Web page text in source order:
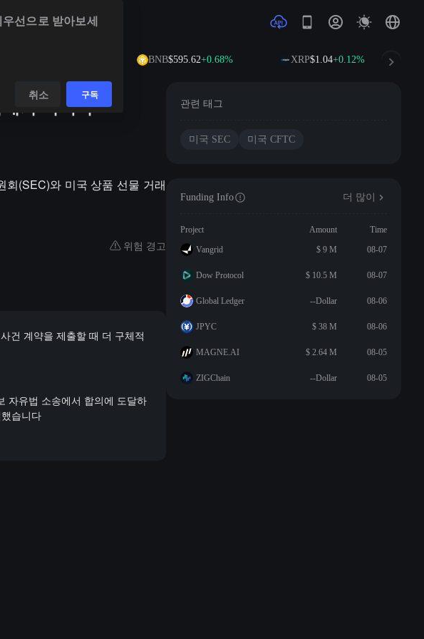
BNB$595.62+0.68% XRP$1.04+0.12%
가 아니다
(SEC)와 미국 상품 선물 거래
위험 경고
건 계약을 제출할 때 더 구체적
자유법 소송에서 합의에 도달하
습니다
관련 태그
미국 SEC 미국 CFTC
Funding Info 더 많이
Project Amount
Time
Vangrid
$ 9 M 08-07
Dow Protocol $ 10.5 M 08-07
Global Ledger --Dollar 08-06
JPYC $ 38 M 08-06
MAGNE.AI $ 2.64 M 08-05
ZIGChain --Dollar 08-05
선으로 받아보세
취소 구독